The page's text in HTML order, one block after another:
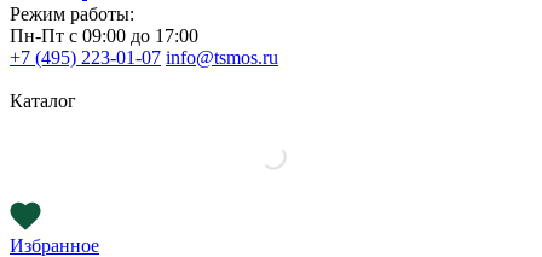
Режим работы:
Пн-Пт с 09:00 до 17:00
+7 (495) 223-01-07 info@tsmos.ru
Каталог
Избранное